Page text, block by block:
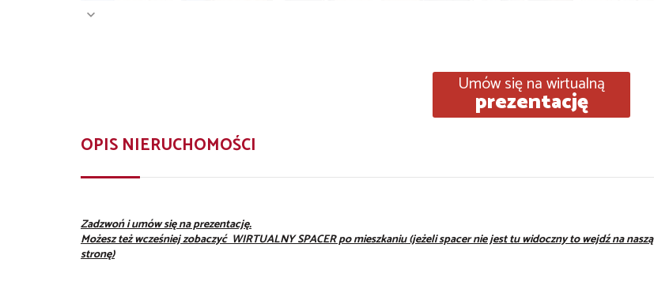
Umów się na wirtualną
prezentację
OPIS NIERUCHOMOŚCI
Zadzwoń i umów się na prezentację.
Możesz też wcześniej zobaczyć WIRTUALNY SPACER po mieszkaniu (jeżeli spacer nie jest tu widoczny to wejdź na naszą
stronę)